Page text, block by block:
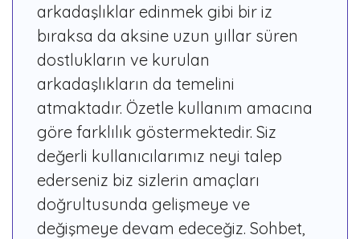
arkadaşlıklar edinmek gibi bir iz
bıraksa da aksine uzun yıllar süren
dostlukların ve kurulan
arkadaşlıkların da temelini
atmaktadır. Özetle kullanım amacına
göre farklılık göstermektedir. Siz
değerli kullanıcılarımız neyi talep
ederseniz biz sizlerin amaçları
doğrultusunda gelişmeye ve
değişmeye devam edeceğiz. Sohbet,